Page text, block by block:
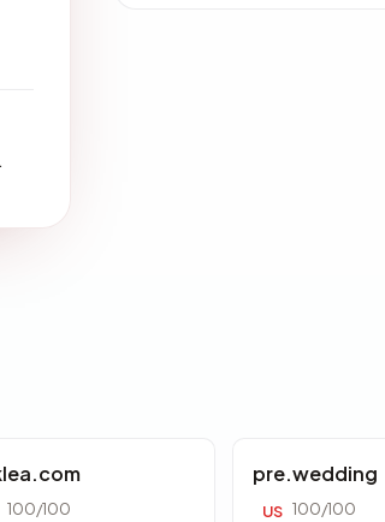
100/100
pre.wedding
US 100/100